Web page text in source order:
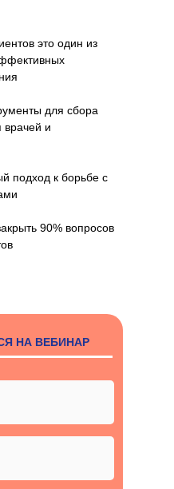
это один из
для сбора
врачей и
подход к борьбе с
90% вопросов
НА ВЕБИНАР